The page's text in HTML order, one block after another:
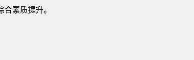
素质提升。